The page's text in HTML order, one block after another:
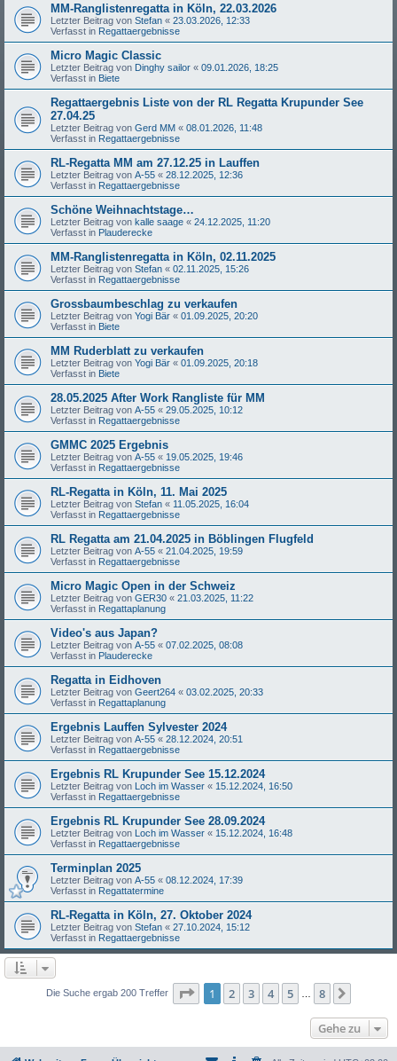
MM-Ranglistenregatta in Köln, 22.03.2026
Letzter Beitrag von Stefan « 23.03.2026, 12:33
Verfasst in Regattaergebnisse
Micro Magic Classic
Letzter Beitrag von Dinghy sailor « 09.01.2026, 18:25
Verfasst in Biete
Regattaergebnis Liste von der RL Regatta Krupunder See
27.04.25
Letzter Beitrag von Gerd MM « 08.01.2026, 11:48
Verfasst in Regattaergebnisse
RL-Regatta MM am 27.12.25 in Lauffen
Letzter Beitrag von A-55 « 28.12.2025, 12:36
Verfasst in Regattaergebnisse
Schöne Weihnachtstage…
Letzter Beitrag von kalle saage « 24.12.2025, 11:20
Verfasst in Plauderecke
MM-Ranglistenregatta in Köln, 02.11.2025
Letzter Beitrag von Stefan « 02.11.2025, 15:26
Verfasst in Regattaergebnisse
Grossbaumbeschlag zu verkaufen
Letzter Beitrag von Yogi Bär « 01.09.2025, 20:20
Verfasst in Biete
MM Ruderblatt zu verkaufen
Letzter Beitrag von Yogi Bär « 01.09.2025, 20:18
Verfasst in Biete
28.05.2025 After Work Rangliste für MM
Letzter Beitrag von A-55 « 29.05.2025, 10:12
Verfasst in Regattaergebnisse
GMMC 2025 Ergebnis
Letzter Beitrag von A-55 « 19.05.2025, 19:46
Verfasst in Regattaergebnisse
RL-Regatta in Köln, 11. Mai 2025
Letzter Beitrag von Stefan « 11.05.2025, 16:04
Verfasst in Regattaergebnisse
RL Regatta am 21.04.2025 in Böblingen Flugfeld
Letzter Beitrag von A-55 « 21.04.2025, 19:59
Verfasst in Regattaergebnisse
Micro Magic Open in der Schweiz
Letzter Beitrag von GER30 « 21.03.2025, 11:22
Verfasst in Regattaplanung
Video's aus Japan?
Letzter Beitrag von A-55 « 07.02.2025, 08:08
Verfasst in Plauderecke
Regatta in Eidhoven
Letzter Beitrag von Geert264 « 03.02.2025, 20:33
Verfasst in Regattaplanung
Ergebnis Lauffen Sylvester 2024
Letzter Beitrag von A-55 « 28.12.2024, 20:51
Verfasst in Regattaergebnisse
Ergebnis RL Krupunder See 15.12.2024
Letzter Beitrag von Loch im Wasser « 15.12.2024, 16:50
Verfasst in Regattaergebnisse
Ergebnis RL Krupunder See 28.09.2024
Letzter Beitrag von Loch im Wasser « 15.12.2024, 16:48
Verfasst in Regattaergebnisse
Terminplan 2025
Letzter Beitrag von A-55 « 08.12.2024, 17:39
Verfasst in Regattatermine
RL-Regatta in Köln, 27. Oktober 2024
Letzter Beitrag von Stefan « 27.10.2024, 15:12
Verfasst in Regattaergebnisse
Die Suche ergab 200 Treffer Seite 1von
1 2 3 4 5 8
Gehe zu